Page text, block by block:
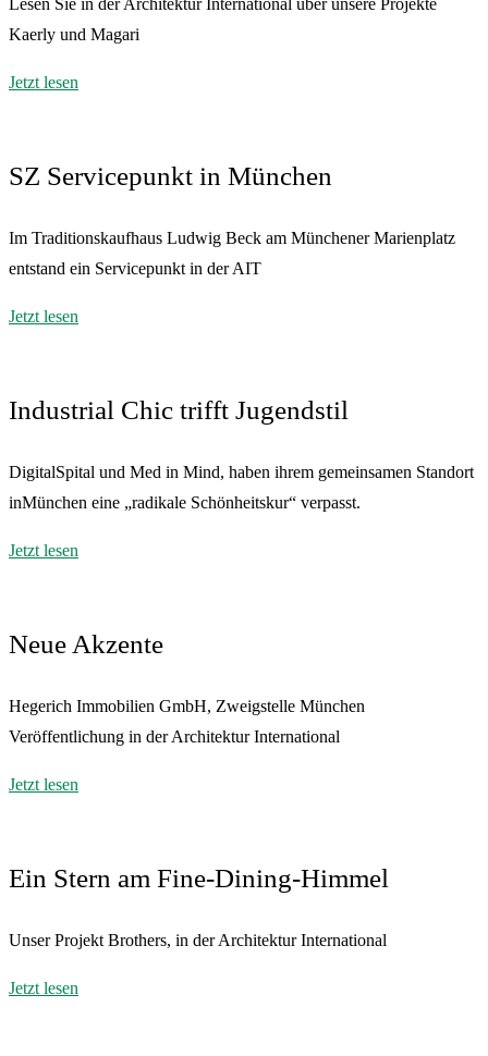
Kaerly und Magari
Jetzt lesen
SZ Servicepunkt in München
Im Traditionskaufhaus Ludwig Beck am Münchener Marienplatz
entstand ein Servicepunkt in der AIT
Jetzt lesen
Industrial Chic trifft Jugendstil
DigitalSpital und Med in Mind, haben ihrem gemeinsamen Standort
inMünchen eine „radikale Schönheitskur“ verpasst.
Jetzt lesen
Neue Akzente
Hegerich Immobilien GmbH, Zweigstelle München
Veröffentlichung in der Architektur International
Jetzt lesen
Ein Stern am Fine-Dining-Himmel
Unser Projekt Brothers, in der Architektur International
Jetzt lesen